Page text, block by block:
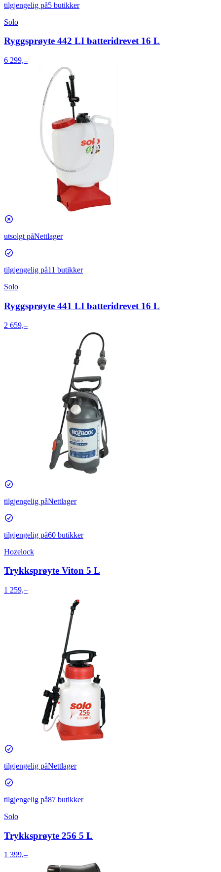
tilgjengelig på5 butikker
Solo
Ryggsprøyte 442 LI batteridrevet 16 L
6 299,–
utsolgt påNettlager
tilgjengelig på11 butikker
Solo
Ryggsprøyte 441 LI batteridrevet 16 L
2 659,–
tilgjengelig påNettlager
tilgjengelig på60 butikker
Hozelock
Trykksprøyte Viton 5 L
1 259,–
tilgjengelig påNettlager
tilgjengelig på87 butikker
Solo
Trykksprøyte 256 5 L
1 399,–